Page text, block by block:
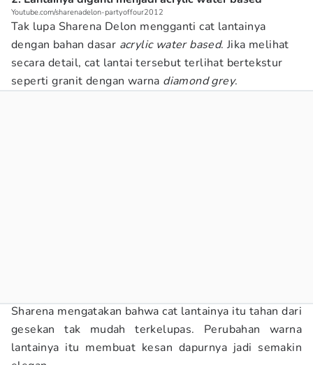
Youtube.com/sharenadelon-partyoffour2012
Tak lupa Sharena Delon mengganti cat lantainya
dengan bahan dasar acrylic water based. Jika melihat
secara detail, cat lantai tersebut terlihat bertekstur
seperti granit dengan warna diamond grey.
Sharena mengatakan bahwa cat lantainya itu tahan dari
gesekan tak mudah terkelupas. Perubahan warna
lantainya itu membuat kesan dapurnya jadi semakin